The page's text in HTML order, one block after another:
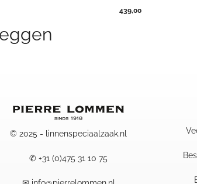
439,00
© 2025 - linnenspeciaalzaak.nl
✆ +31 (0)475 31 10 75